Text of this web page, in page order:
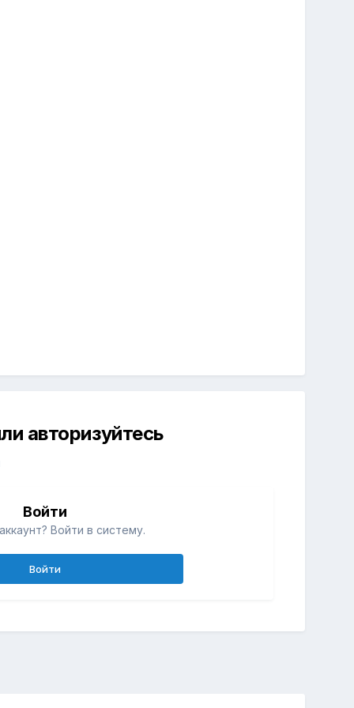
авторизуйтесь
Войти
Войти в систему.
Войти